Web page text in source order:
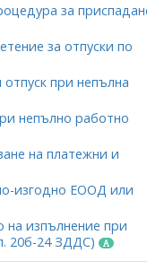
за
за отпуски по
при непълна
непълно работно
на платежни и
изгодно ЕООД или
изпълнение при
20б-24 ЗДДС)